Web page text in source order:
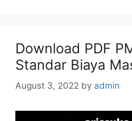
Download PDF
Standar Biaya
August 3, 2022 by admin